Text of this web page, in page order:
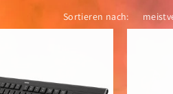
Sortieren nach: